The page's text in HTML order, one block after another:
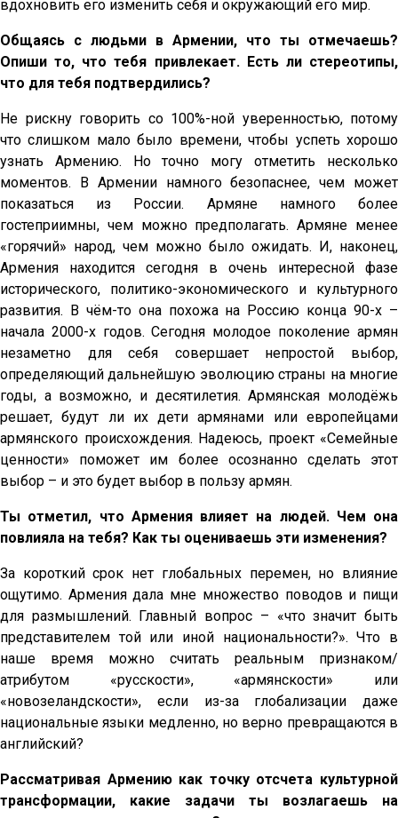
вдохновить его изменить себя и окружающий его мир.
Общаясь с людьми в Армении, что ты отмечаешь?
Опиши то, что тебя привлекает. Есть ли стереотипы,
что для тебя подтвердились?
Не рискну говорить со 100%-ной уверенностью, потому
что слишком мало было времени, чтобы успеть хорошо
узнать Армению. Но точно могу отметить несколько
моментов. В Армении намного безопаснее, чем может
показаться из России. Армяне намного более
гостеприимны, чем можно предполагать. Армяне менее
«горячий» народ, чем можно было ожидать. И, наконец,
Армения находится сегодня в очень интересной фазе
исторического, политико-экономического и культурного
развития. В чём-то она похожа на Россию конца 90-х –
начала 2000-х годов. Сегодня молодое поколение армян
незаметно для себя совершает непростой выбор,
определяющий дальнейшую эволюцию страны на многие
годы, а возможно, и десятилетия. Армянская молодёжь
решает, будут ли их дети армянами или европейцами
армянского происхождения. Надеюсь, проект «Семейные
ценности» поможет им более осознанно сделать этот
выбор – и это будет выбор в пользу армян.
Ты отметил, что Армения влияет на людей. Чем она
повлияла на тебя? Как ты оцениваешь эти изменения?
За короткий срок нет глобальных перемен, но влияние
ощутимо. Армения дала мне множество поводов и пищи
для размышлений. Главный вопрос – «что значит быть
представителем той или иной национальности?». Что в
наше время можно считать реальным признаком/
атрибутом «русскости», «армянскости» или
«новозеландскости», если из-за глобализации даже
национальные языки медленно, но верно превращаются в
английский?
Рассматривая Армению как точку отсчета культурной
трансформации, какие задачи ты возлагаешь на